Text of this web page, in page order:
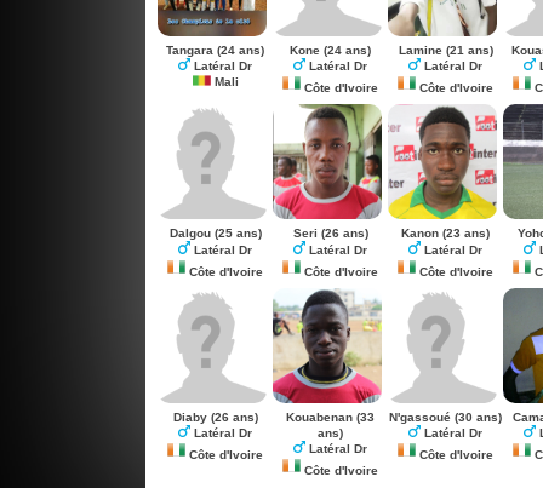
Tangara (24 ans)
Latéral Dr
Mali
Kone (24 ans)
Latéral Dr
Côte d'Ivoire
Lamine(21 ans)
Latéral Dr
Côte d'Ivoire
Dalgou(25 ans)
Latéral Dr
Côte d'Ivoire
Seri (26 ans)
Latéral Dr
Côte d'Ivoire
Kanon (23 ans)
Latéral Dr
Côte d'Ivoire
Diaby(26 ans)
Latéral Dr
Côte d'Ivoire
Kouabenan (33
ans)
Latéral Dr
Côte d'Ivoire
N'gassoué (30 ans)
Latéral Dr
Côte d'Ivoire